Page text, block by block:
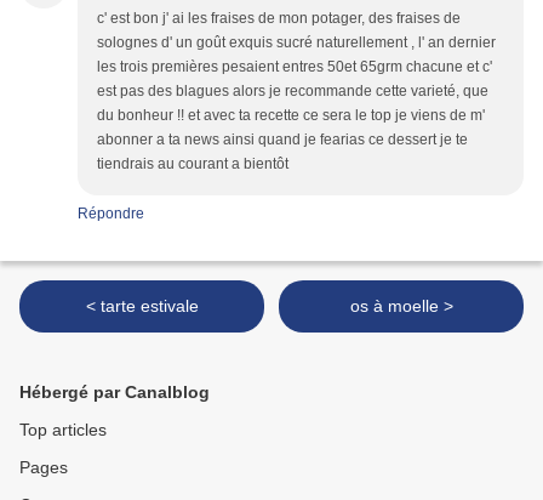
c' est bon j' ai les fraises de mon potager, des fraises de
solognes d' un goût exquis sucré naturellement , l' an dernier
les trois premières pesaient entres 50et 65grm chacune et c'
est pas des blagues alors je recommande cette varieté, que
du bonheur !! et avec ta recette ce sera le top je viens de m'
abonner a ta news ainsi quand je fearias ce dessert je te
tiendrais au courant a bientôt
Répondre
< tarte estivale os à moelle >
Hébergé par Canalblog
Top articles
Pages